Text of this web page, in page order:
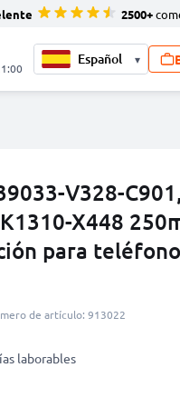
2500+
▾
V328-
X448
para
de artículo: 913022
laborables